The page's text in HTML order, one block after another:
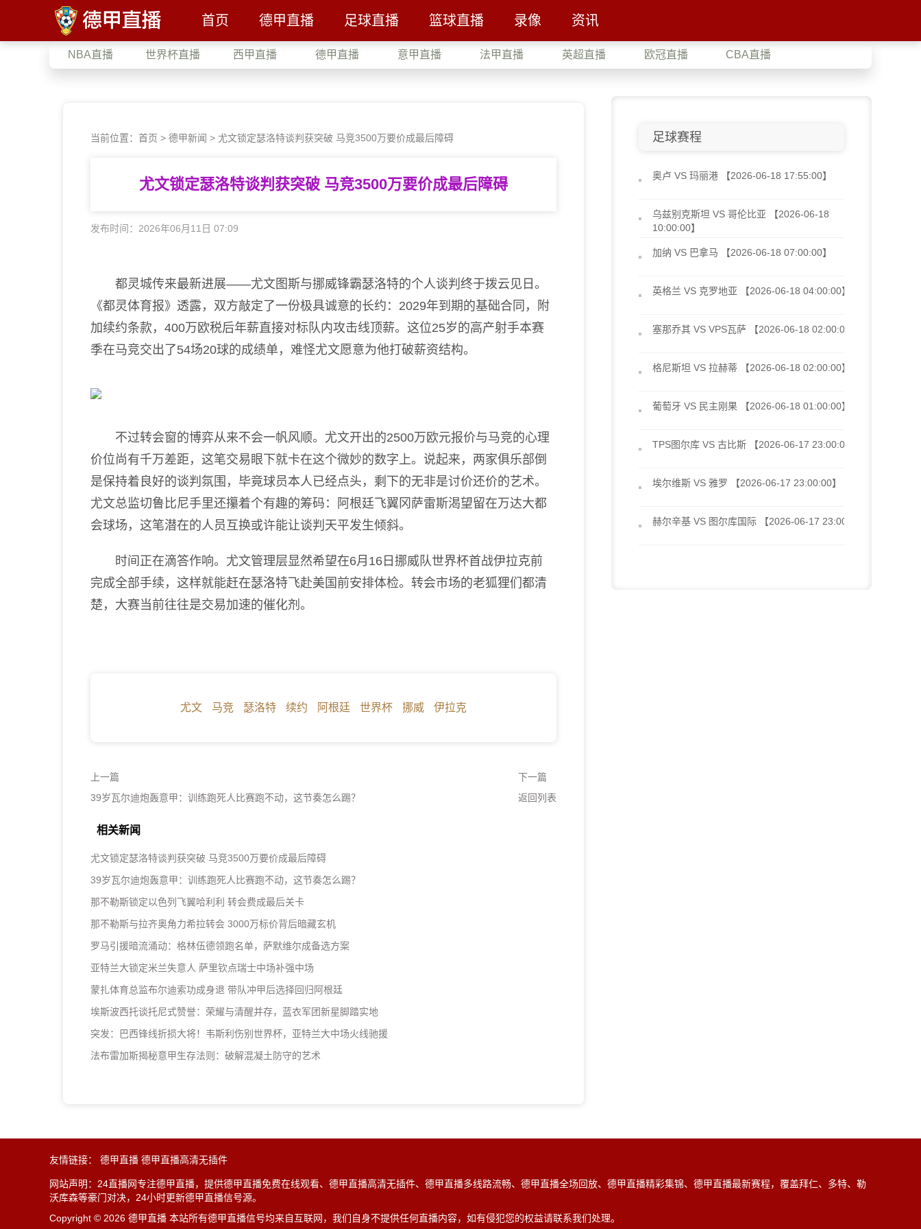
首页 德甲直播 足球直播 篮球直播 录像 资讯
NBA直播 世界杯直播 西甲直播 德甲直播 意甲直播 法甲直播 英超直播 欧冠直播 CBA直播
当前位置： 首页 > 德甲新闻 > 尤文锁定瑟洛特谈判获突破 马竞3500万要价成最后障碍
尤文锁定瑟洛特谈判获突破 马竞3500万要价成最后障碍
发布时间：2026年06月11日 07:09
都灵城传来最新进展——尤文图斯与挪威锋霸瑟洛特的个人谈判终于拨云见日。
《都灵体育报》透露，双方敲定了一份极具诚意的长约：2029年到期的基础合同，附
加续约条款，400万欧税后年薪直接对标队内攻击线顶薪。这位25岁的高产射手本赛
季在马竞交出了54场20球的成绩单，难怪尤文愿意为他打破薪资结构。
不过转会窗的博弈从来不会一帆风顺。尤文开出的2500万欧元报价与马竞的心理
价位尚有千万差距，这笔交易眼下就卡在这个微妙的数字上。说起来，两家俱乐部倒
是保持着良好的谈判氛围，毕竟球员本人已经点头，剩下的无非是讨价还价的艺术。
尤文总监切鲁比尼手里还攥着个有趣的筹码：阿根廷飞翼冈萨雷斯渴望留在万达大都
会球场，这笔潜在的人员互换或许能让谈判天平发生倾斜。
时间正在滴答作响。尤文管理层显然希望在6月16日挪威队世界杯首战伊拉克前
完成全部手续，这样就能赶在瑟洛特飞赴美国前安排体检。转会市场的老狐狸们都清
楚，大赛当前往往是交易加速的催化剂。
尤文 马竞 瑟洛特 续约 阿根廷 世界杯 挪威 伊拉克
上一篇
39岁瓦尔迪炮轰意甲：训练跑死人比赛跑不动，这节奏怎么踢？
下一篇
返回列表
相关新闻
尤文锁定瑟洛特谈判获突破 马竞3500万要价成最后障碍
39岁瓦尔迪炮轰意甲：训练跑死人比赛跑不动，这节奏怎么踢？
那不勒斯锁定以色列飞翼哈利利 转会费成最后关卡
那不勒斯与拉齐奥角力希拉转会 3000万标价背后暗藏玄机
罗马引援暗流涌动：格林伍德领跑名单，萨默维尔成备选方案
亚特兰大锁定米兰失意人 萨里钦点瑞士中场补强中场
蒙扎体育总监布尔迪索功成身退 带队冲甲后选择回归阿根廷
埃斯波西托谈托尼式赞誉：荣耀与清醒并存，蓝衣军团新星脚踏实地
突发：巴西锋线折损大将！韦斯利伤别世界杯，亚特兰大中场火线驰援
法布雷加斯揭秘意甲生存法则：破解混凝土防守的艺术
足球赛程
奥卢 VS 玛丽港 【2026-06-18 17:55:00】
乌兹别克斯坦 VS 哥伦比亚 【2026-06-18
10:00:00】
加纳 VS 巴拿马 【2026-06-18 07:00:00】
英格兰 VS 克罗地亚 【2026-06-18 04:00:00】
塞那乔其 VS VPS瓦萨 【2026-06-18 02:00:00】
格尼斯坦 VS 拉赫蒂 【2026-06-18 02:00:00】
葡萄牙 VS 民主刚果 【2026-06-18 01:00:00】
TPS图尔库 VS 古比斯 【2026-06-17 23:00:00】
埃尔维斯 VS 雅罗 【2026-06-17 23:00:00】
赫尔辛基 VS 图尔库国际 【2026-06-17 23:00:00】
友情链接： 德甲直播 德甲直播高清无插件
网站声明：24直播网专注德甲直播，提供德甲直播免费在线观看、德甲直播高清无插件、德甲直播多线路流畅、德甲直播全场回放、德甲直播精彩集锦、德甲直播最新赛程，覆盖拜仁、多特、勒
沃库森等豪门对决，24小时更新德甲直播信号源。
Copyright © 2026 德甲直播 本站所有德甲直播信号均来自互联网，我们自身不提供任何直播内容，如有侵犯您的权益请联系我们处理。